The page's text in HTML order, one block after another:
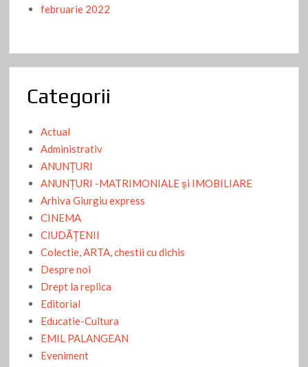
februarie 2022
Categorii
Actual
Administrativ
ANUNŢURI
ANUNŢURI -MATRIMONIALE şi IMOBILIARE
Arhiva Giurgiu express
CINEMA
CIUDĂŢENII
Colectie, ARTA, chestii cu dichis
Despre noi
Drept la replica
Editorial
Educatie-Cultura
EMIL PALANGEAN
Eveniment